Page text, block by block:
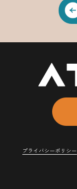
プライバシーポリシー